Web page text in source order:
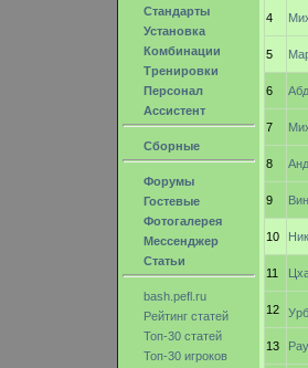
Стандарты
Установка
Комбинации
Тренировки
Персонал
Ассистент
Сборные
Форумы
Гостевые
Фотогалерея
Мессенджер
Статьи
bash.pefl.ru
Рейтинг статей
Топ-30 статей
Топ-30 игроков
4
5
6
7
8
9
10
11
12
13